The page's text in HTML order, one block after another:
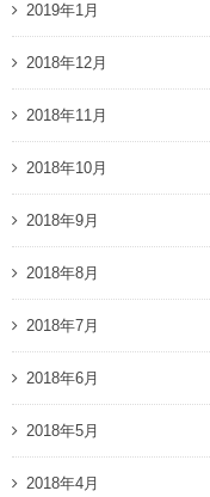
2019年1月
2018年12月
2018年11月
2018年10月
2018年9月
2018年8月
2018年7月
2018年6月
2018年5月
2018年4月